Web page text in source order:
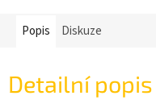
Popis Diskuze
Detailní